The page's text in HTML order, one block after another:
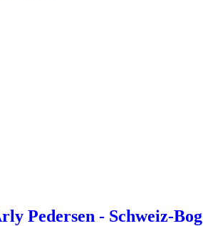
Pedersen - Schweiz-Bog